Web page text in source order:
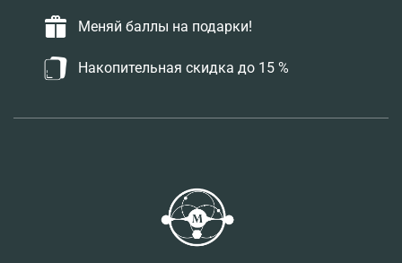
Меняй баллы на подарки!
Накопительная скидка до 15 %